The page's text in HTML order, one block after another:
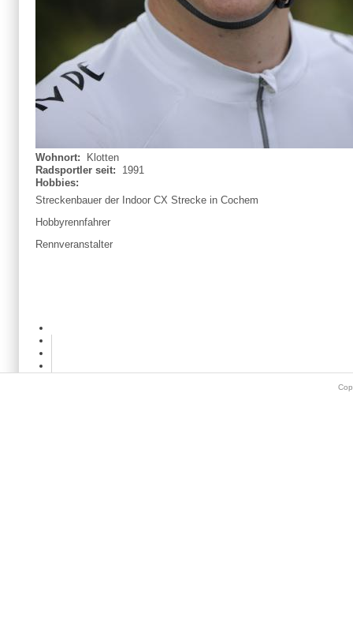
Wohnort:
Klotten
Radsportler seit:
1991
Hobbies:
Streckenbauer der Indoor CX Strecke in Cochem
Hobbyrennfahrer
Rennveranstalter